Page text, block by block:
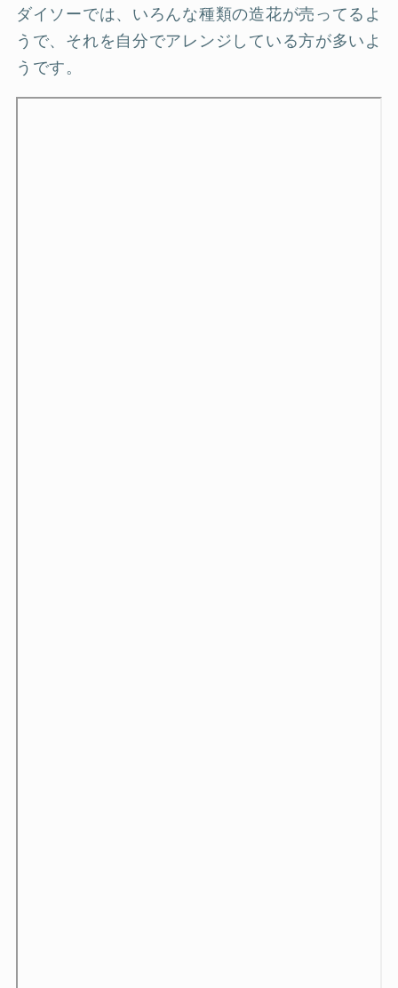
ダイソーでは、いろんな種類の造花が売ってるよ
うで、それを自分でアレンジしている方が多いよ
うです。